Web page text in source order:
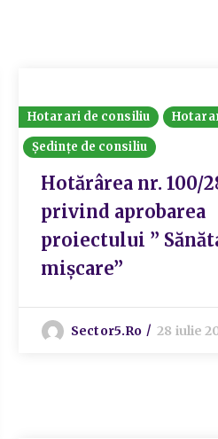
Hotarari de consiliu
Ședințe de consiliu
Hotărârea nr. 100/
privind aprobarea
proiectului ”
mișcare”
Sector5.ro 28 iulie